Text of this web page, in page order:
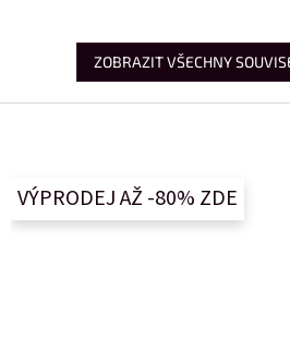
ZOBRAZIT VŠECHNY
VÝPRODEJ AŽ -80% ZDE